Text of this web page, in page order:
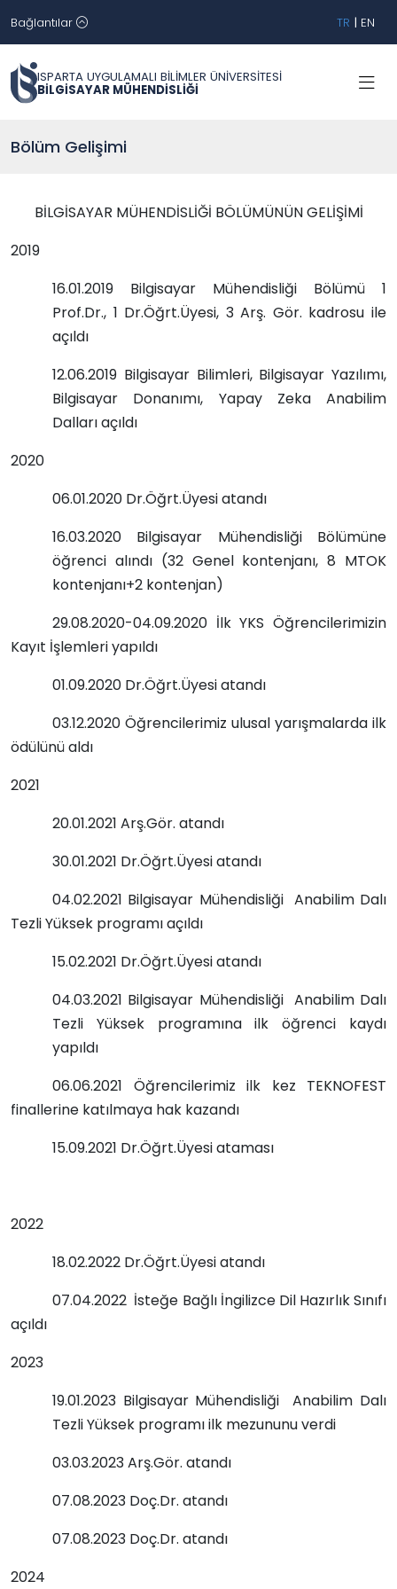
Bağlantılar TR | EN
ISPARTA UYGULAMALI BİLİMLER ÜNİVERSİTESİ
BİLGİSAYAR MÜHENDİSLİĞİ
Bölüm Gelişimi
BİLGİSAYAR MÜHENDİSLİĞİ BÖLÜMÜNÜN GELİŞİMİ
2019
16.01.2019 Bilgisayar Mühendisliği Bölümü 1
Prof.Dr., 1 Dr.Öğrt.Üyesi, 3 Arş. Gör. kadrosu ile
açıldı
12.06.2019 Bilgisayar Bilimleri, Bilgisayar Yazılımı,
Bilgisayar Donanımı, Yapay Zeka Anabilim
Dalları açıldı
2020
06.01.2020 Dr.Öğrt.Üyesi atandı
16.03.2020 Bilgisayar Mühendisliği Bölümüne
öğrenci alındı (32 Genel kontenjanı, 8 MTOK
kontenjanı+2 kontenjan)
29.08.2020-04.09.2020 İlk YKS Öğrencilerimizin
Kayıt İşlemleri yapıldı
01.09.2020 Dr.Öğrt.Üyesi atandı
03.12.2020 Öğrencilerimiz ulusal yarışmalarda ilk
ödülünü aldı
2021
20.01.2021 Arş.Gör. atandı
30.01.2021 Dr.Öğrt.Üyesi atandı
04.02.2021 Bilgisayar Mühendisliği Anabilim Dalı
Tezli Yüksek programı açıldı
15.02.2021 Dr.Öğrt.Üyesi atandı
04.03.2021 Bilgisayar Mühendisliği Anabilim Dalı
Tezli Yüksek programına ilk öğrenci kaydı
yapıldı
06.06.2021 Öğrencilerimiz ilk kez TEKNOFEST
finallerine katılmaya hak kazandı
15.09.2021 Dr.Öğrt.Üyesi ataması
2022
18.02.2022 Dr.Öğrt.Üyesi atandı
07.04.2022 İsteğe Bağlı İngilizce Dil Hazırlık Sınıfı
açıldı
2023
19.01.2023 Bilgisayar Mühendisliği Anabilim Dalı
Tezli Yüksek programı ilk mezununu verdi
03.03.2023 Arş.Gör. atandı
07.08.2023 Doç.Dr. atandı
07.08.2023 Doç.Dr. atandı
2024